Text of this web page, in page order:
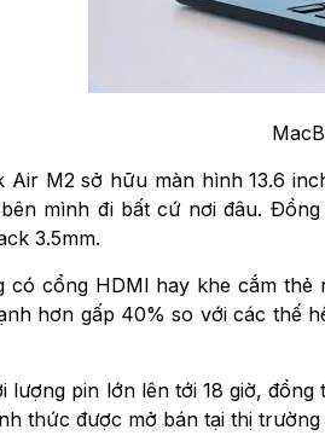
Air M2 sở hữu màn hình 13.6
mình đi bất cứ nơi đâu.
3.5mm.
có cổng HDMI hay khe cắm
hơn gấp 40% so với các thế
lượng pin lớn lên tới 18 giờ,
thức được mở bán tại thị